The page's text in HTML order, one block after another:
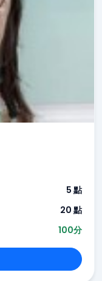
5 點
20 點
100分